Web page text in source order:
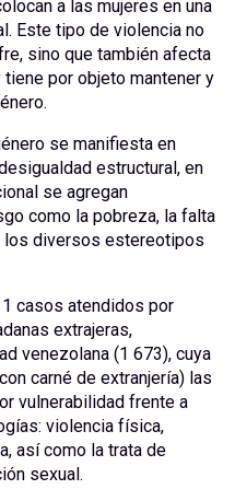
a las mujeres en una
Este tipo de violencia no
sino que también afecta
por objeto mantener y
se manifiesta en
estructural, en
se agregan
como la pobreza, la falta
los diversos estereotipos
casos atendidos por
extrajeras,
venezolana (1 673), cuya
carné de extranjería) las
vulnerabilidad frente a
violencia física,
así como la trata de
sexual.